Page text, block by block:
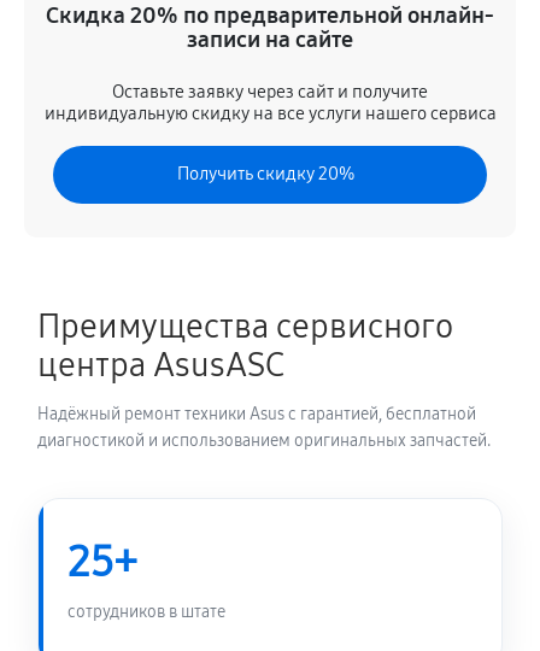
Замена динамика планшета Asus Fonepad
60 минут
Замена задней крышки
960 руб 60 минут
Замена корпуса планшета Asus Fonepad
960 руб
Замена аккумулятора планшета Asus Fonepad
Замена платы управления (мат.платы, мейн платы)
Скидка 20% по предварительной онлайн-
записи на сайте
Оставьте заявку через сайт и получите
индивидуальную скидку на все услуги нашего сервиса
Получить скидку 20%
Преимущества сервисного
центра AsusASC
Надёжный ремонт техники Asus с гарантией, бесплатной
диагностикой и использованием оригинальных запчастей.
25+
сотрудников в штате